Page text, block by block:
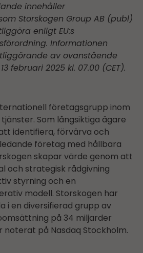
innehåller
Storskogen Group AB (publ)
enligt EU:s
Informationen
av ovanstående
februari 2025 kl. 07.00 (CET).
företagsgrupp inom
Som långsiktiga ägare
identifiera, förvärva och
företag med hållbara
skapar värde genom att
och strategisk rådgivning
styrning och en
modell. Storskogen har
i en diversifierad grupp av
på 34 miljarder
noterat på Nasdaq Stockholm.